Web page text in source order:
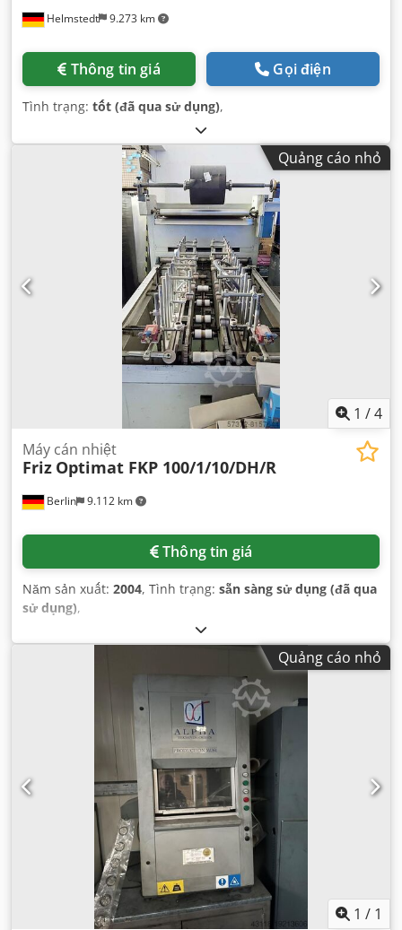
Helmstedt 9.273 km
Thông tin giá Gọi điện
Tình trạng: tốt (đã qua sử dụng),
Quảng cáo nhỏ
1 /4
Berlin 9.112 km
Máy cán nhiệt
Friz Optimat FKP 100/1/10/DH/R
Thông tin giá
Năm sản xuất: 2004, Tình trạng: sẵn sàng sử dụng (đã qua
sử dụng),
Quảng cáo nhỏ
1 / 1